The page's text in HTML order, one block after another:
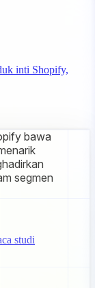
inti Shopify,
bawa
segmen
studi